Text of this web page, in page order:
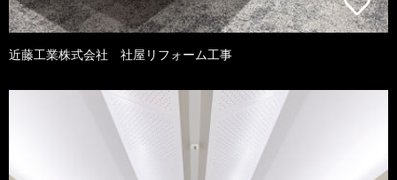
近藤工業株式会社 社屋リフォーム工事